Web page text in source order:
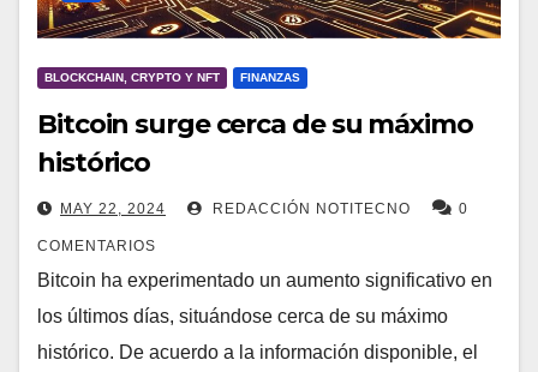
BLOCKCHAIN, CRYPTO Y NFT FINANZAS
Bitcoin surge cerca de su máximo
histórico
MAY 22, 2024 REDACCIÓN NOTITECNO 0
COMENTARIOS
Bitcoin ha experimentado un aumento significativo en
los últimos días, situándose cerca de su máximo
histórico. De acuerdo a la información disponible, el